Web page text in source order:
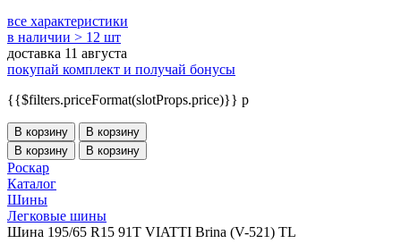
все характеристики
в наличии > 12 шт
доставка 11 августа
покупай комплект и получай бонусы
{{$filters.priceFormat(slotProps.price)}} p
В корзину
В корзину
В корзину
В корзину
Роскар
Каталог
Шины
Легковые шины
Шина 195/65 R15 91T VIATTI Brina (V-521) TL